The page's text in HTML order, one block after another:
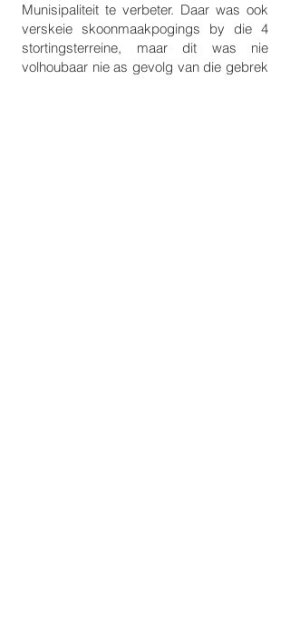
Munisipaliteit te verbeter. Daar was ook
verskeie skoonmaakpogings by die 4
stortingsterreine, maar dit was nie
volhoubaar nie as gevolg van die gebrek